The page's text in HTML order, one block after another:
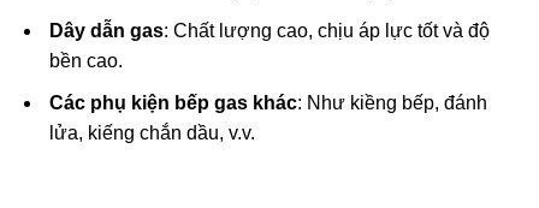
Dây dẫn gas: Chất lượng cao, chịu áp lực tốt và độ
bền cao.
Các phụ kiện bếp gas khác: Như kiềng bếp, đánh
lửa, kiếng chắn dầu, v.v.